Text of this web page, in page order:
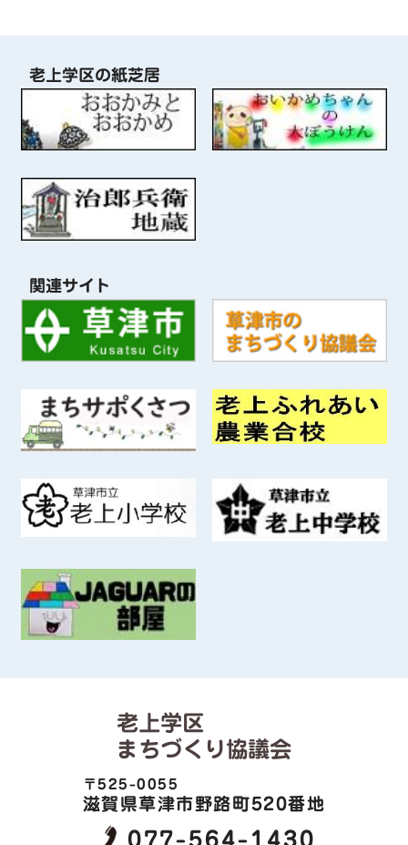
老上学区の紙芝居
関連サイト
老上学区
まちづくり協議会
〒525-0055
滋賀県草津市野路町520番地
077-564-1430